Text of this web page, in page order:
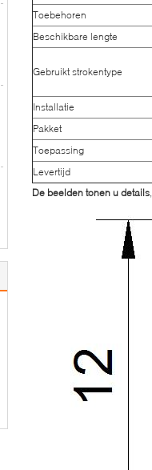
Toebehoren
Beschikbare lengte
Gebruikt strokentype
Installatie
Pakket
Toepassing
Levertijd
De beelden tonen u details,